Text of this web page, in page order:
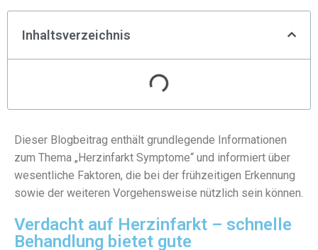
Inhaltsverzeichnis
Dieser Blogbeitrag enthält grundlegende Informationen
zum Thema „Herzinfarkt Symptome“ und informiert über
wesentliche Faktoren, die bei der frühzeitigen Erkennung
sowie der weiteren Vorgehensweise nützlich sein können.
Verdacht auf Herzinfarkt – schnelle
Behandlung bietet gute